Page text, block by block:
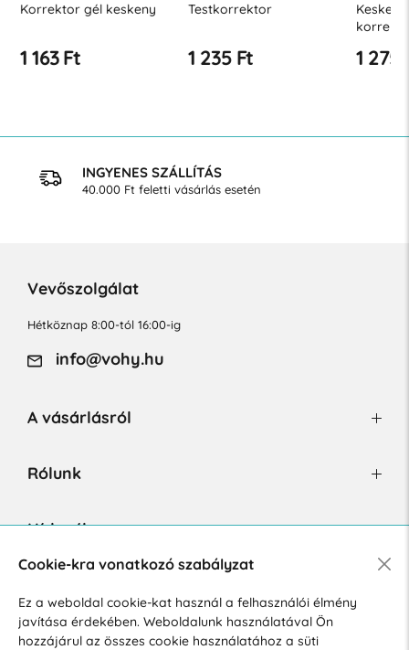
Korrektor gél keskeny
1 163 Ft
Testkorrektor
1 235 Ft 1 275
INGYENES SZÁLLÍTÁS
40.000 Ft feletti vásárlás esetén
Vevőszolgálat
Hétköznap 8:00-tól 16:00-ig
info@vohy.hu
A vásárlásról
Rólunk
Hírlevél
Hozzájárulok a személyes adatok marketing célú kezeléséhez.
Személyes adatok védelmére vonatkozó szabályzat.
Cookie-kra vonatkozó szabályzat
Ez a weboldal cookie-kat használ a felhasználói élmény
javítása érdekében. Weboldalunk használatával Ön
hozzájárul az összes cookie használatához a süti